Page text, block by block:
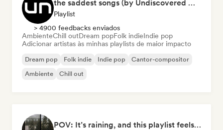
the saddest songs (by Undiscovered Music)
Playlist
> 4900 feedbacks enviados
AmbienteChill outDream popFolk indieIndie pop
Adicionar artistas às minhas playlists de maior impacto
Dream pop Folk indie Indie pop
Cantor-compositor
Ambiente
Chill out
POV: It’s raining, and this playlist feels like a warm hug